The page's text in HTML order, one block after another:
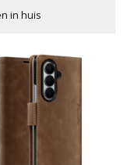
bedenktijd